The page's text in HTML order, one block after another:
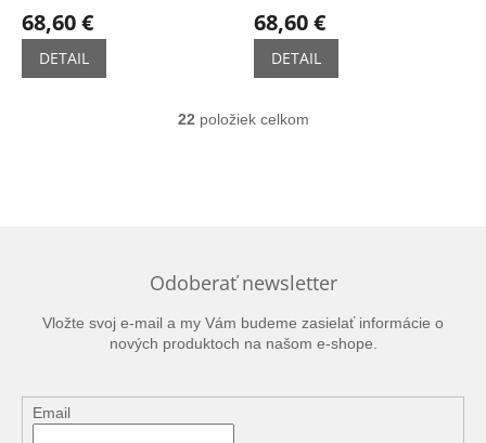
68,60 €
DETAIL
68,60 €
DETAIL
O
e
p
r
v
y
22 položiek celkom
Odoberať newsletter
Vložte svoj e-mail a my Vám budeme zasielať informácie o
nových produktoch na našom e-shope.
Email